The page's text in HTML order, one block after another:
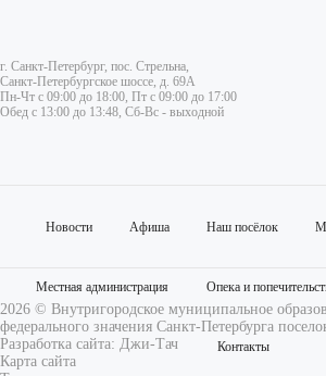
г. Санкт-Петербург, пос. Стрельна,
Санкт-Петербургское шоссе, д. 69А
Пн-Чт с 09:00 до 18:00, Пт с 09:00 до 17:00
Обед с 13:00 до 13:48, Сб-Вс - выходной
Новости Афиша Наш посёлок
Местная администрация Опека и
Контакты
2026 © Внутригородское муниципальное
федерального значения Санкт-Петербурга
Разработка сайта: Джи-Тач
Карта сайта